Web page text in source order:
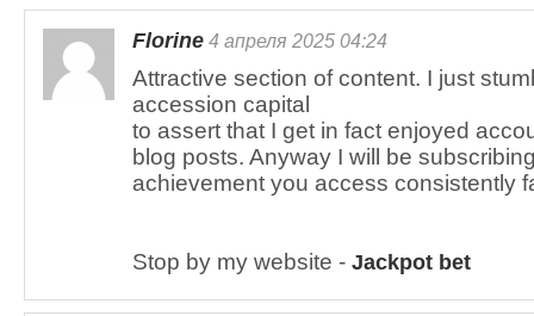
Florine 4 апреля 2025 04:24
Attractive section of content. I just
accession capital
to assert that I get in fact enjoyed
blog posts. Anyway I will be
achievement you access consistently
Stop by my website - Jackpot bet